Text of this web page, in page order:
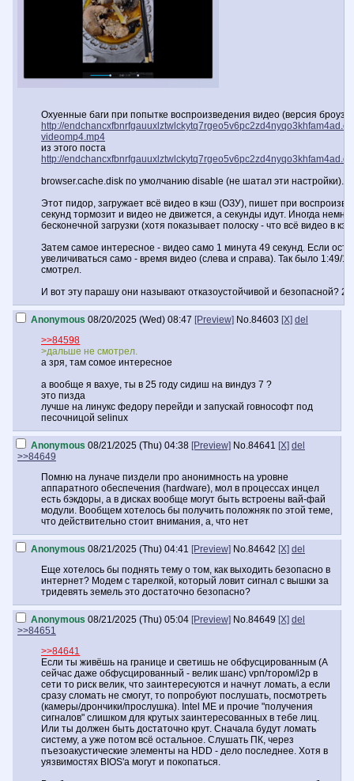
Охуенные баги при попытке воспроизведения видео (версия
http://
videomp4.mp4
из этого поста
http://
browser.cache.disk по умолчанию disable (не шатал эти настройки).
Этот пидор, загружает всё видео в кэш (ОЗУ), пишет при
секунд тормозит и видео не движется, а секунды идут. Иногда
бесконечной загрузки (хотя показывает полоску - что всё видео в
Затем самое интересное - видео само 1 минута 49 секунд. Если
увеличиваться само - время видео (слева и справа). Так было 1:49/
смотрел.
И вот эту парашу они называют отказоустойчивой и безопасной?
Anonymous 08/20/2025 (Wed) 08:47 [Preview] No.84603 [X] del
>>84598
>дальше не смотрел.
а зря, там сомое интересное
а вообще я вахуе, ты в 25 году сидиш на виндуз 7 ?
это пизда
лучше на линукс федору перейди и запускай говнософт под
песочницой selinux
Anonymous 08/21/2025 (Thu) 04:38 [Preview] No.84641 [X] del
>>84649
Помню на луначе пиздели про анонимность на уровне
аппаратного обеспечения (hardware), мол в процессах инцел
есть бэкдоры, а в дисках вообще могут быть встроены вай-фай
модули. Вообщем хотелось бы получить положняк по этой теме,
что действительно стоит внимания, а, что нет
Anonymous 08/21/2025 (Thu) 04:41 [Preview] No.84642 [X] del
Еще хотелось бы поднять тему о том, как выходить безопасно в
интернет? Модем с тарелкой, который ловит сигнал с вышки за
тридевять земель это достаточно безопасно?
Anonymous 08/21/2025 (Thu) 05:04 [Preview] No.84649 [X] del
>>84651
>>84641
Если ты живёшь на границе и светишь не обфусцированным (А
сейчас даже обфусцированный - велик шанс) vpn/тором/i2p в
сети то риск велик, что заинтересуются и начнут ломать, а если
сразу сломать не смогут, то попробуют послушать, посмотреть
(камеры/дрончики/прослушка). Intel ME и прочие "получения
сигналов" слишком для крутых заинтересованных в тебе лиц.
Или ты должен быть достаточно крут. Сначала будут ломать
систему, а уже потом всё остальное. Слушать ПК, через
пъезоакустические элементы на HDD - дело последнее. Хотя в
уязвимостях BIOS'а могут и покопаться.